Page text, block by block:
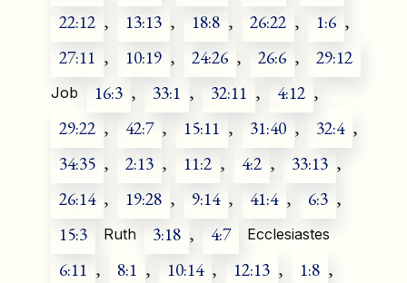
22:12 , 13:13 , 18:8 , 26:22 , 1:6 ,
27:11 , 10:19 , 24:26 , 26:6 , 29:12
Job 16:3 , 33:1 , 32:11 , 4:12 ,
29:22 , 42:7 , 15:11 , 31:40 , 32:4 ,
34:35 , 2:13 , 11:2 , 4:2 , 33:13 ,
26:14 , 19:28 , 9:14 , 41:4 , 6:3 ,
15:3
Ruth 3:18 , 4:7 Ecclesiastes
6:11 , 8:1 , 10:14 , 12:13 , 1:8 ,